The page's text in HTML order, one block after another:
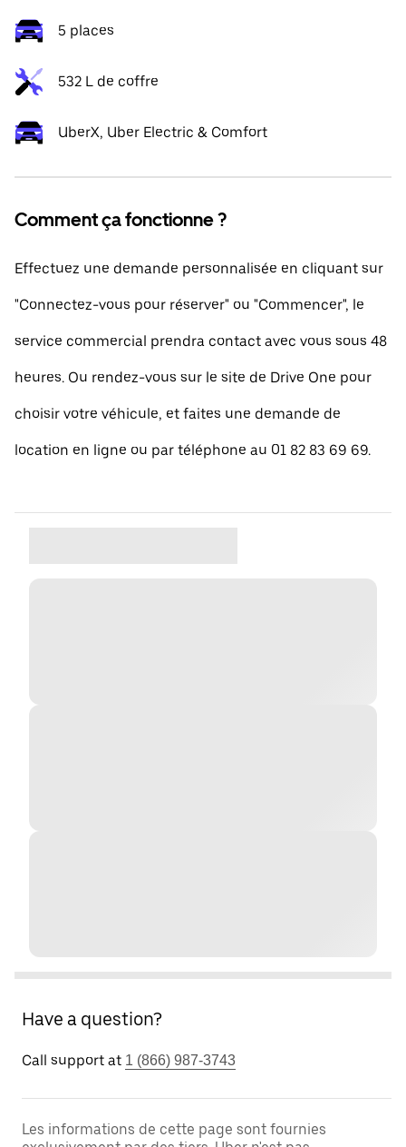
5 places
532 L de coffre
UberX, Uber Electric & Comfort
Comment ça fonctionne ?
Effectuez une demande personnalisée en cliquant sur
"Connectez-vous pour réserver" ou "Commencer", le
service commercial prendra contact avec vous sous 48
heures. Ou rendez-vous sur le site de Drive One pour
choisir votre véhicule, et faites une demande de
location en ligne ou par téléphone au 01 82 83 69 69.
Have a question?
Call support at 1 (866) 987-3743
Les informations de cette page sont fournies